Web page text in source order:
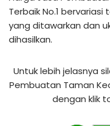
Terbaik No.1
yang ditawarkan dan
dihasilkan.
Untuk lebih jelasnya
Pembuatan Taman
dengan klik